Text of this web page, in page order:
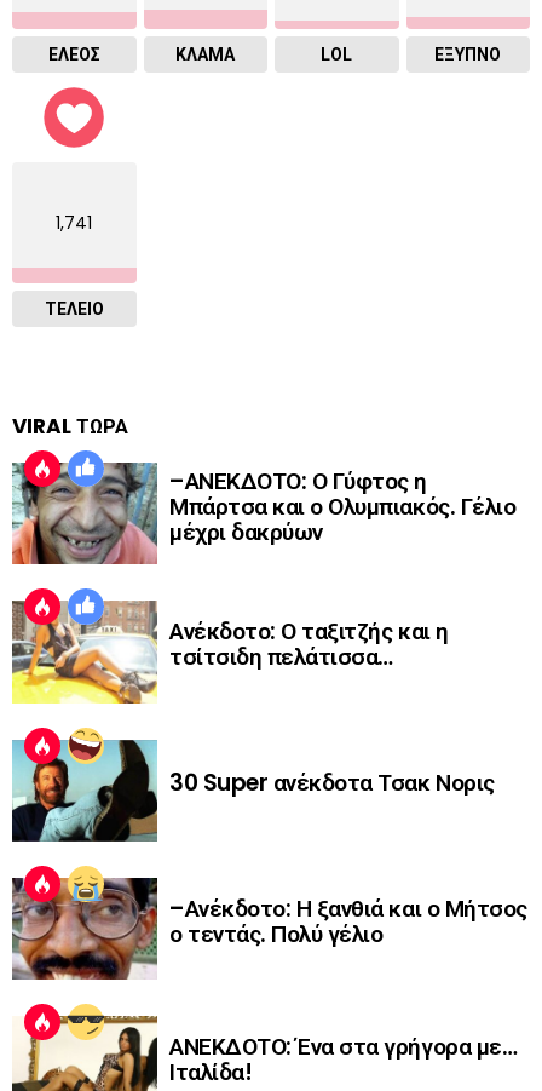
ΕΛΕΟΣ ΚΛΑΜΑ LOL ΈΞΥΠΝΟ
1,741
ΤΕΛΕΙΟ
VIRAL ΤΩΡΑ
–ΑΝΕΚΔΟΤΟ: Ο Γύφτος η
Μπάρτσα και ο Ολυμπιακός. Γέλιο
μέχρι δακρύων
Ανέκδοτο: Ο ταξιτζής και η
τσίτσιδη πελάτισσα…
30 Super ανέκδοτα Τσακ Νορις
–Ανέκδοτο: Η ξανθιά και ο Μήτσος
ο τεντάς. Πολύ γέλιο
ΑΝΕΚΔΟΤΟ: Ένα στα γρήγορα με…
Ιταλίδα!